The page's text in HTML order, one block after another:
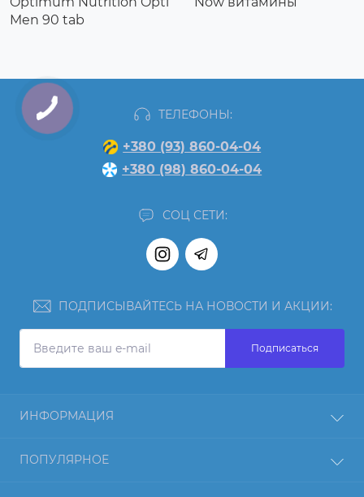
Men 90 tab
ТЕЛЕФОНЫ:
+380 (93) 860-04-04
+380 (98) 860-04-04
СОЦ СЕТИ:
ПОДПИСЫВАЙТЕСЬ НА НОВОСТИ И АКЦИИ:
Подписаться
ИНФОРМАЦИЯ
О нас
ПОПУЛЯРНОЕ